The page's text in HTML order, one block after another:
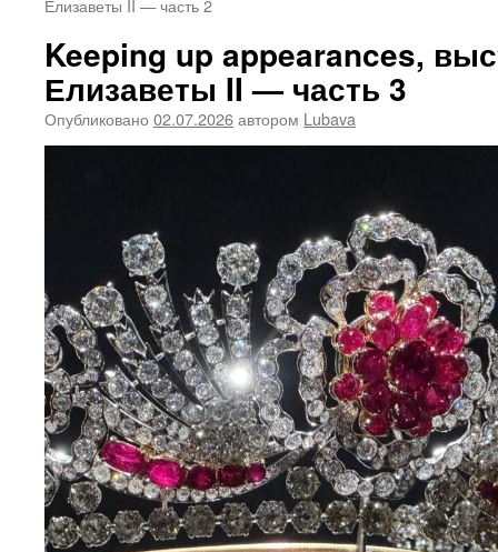
Елизаветы II — часть 2
Keeping up appearances,
Елизаветы II — часть 3
Опубликовано 02.07.2026автором Lubava